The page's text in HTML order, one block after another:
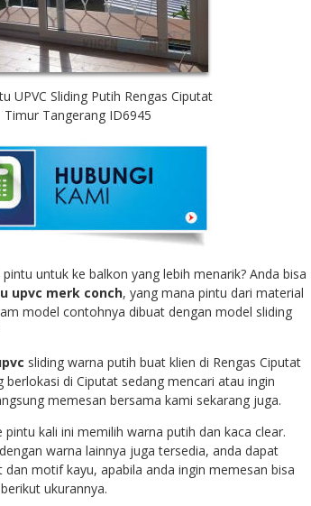
UPVC Sliding Putih Rengas Ciputat
Timur Tangerang ID6945
untuk ke balkon yang lebih menarik? Anda bisa
upvc merk conch, yang mana pintu dari material
model contohnya dibuat dengan model sliding
sliding warna putih buat klien di Rengas Ciputat
di Ciputat sedang mencari atau ingin
memesan bersama kami sekarang juga.
kali ini memilih warna putih dan kaca clear.
warna lainnya juga tersedia, anda dapat
motif kayu, apabila anda ingin memesan bisa
ukurannya.